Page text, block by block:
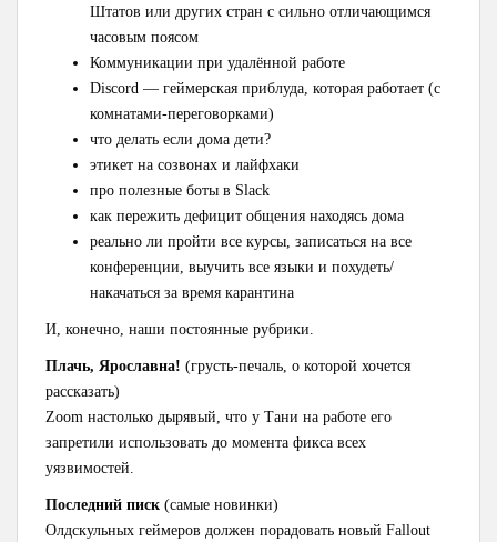
Штатов или других стран с сильно отличающимся
часовым поясом
Коммуникации при удалённой работе
Discord — геймерская приблуда, которая работает (с
комнатами-переговорками)
что делать если дома дети?
этикет на созвонах и лайфхаки
про полезные боты в Slack
как пережить дефицит общения находясь дома
реально ли пройти все курсы, записаться на все
конференции, выучить все языки и похудеть/
накачаться за время карантина
И, конечно, наши постоянные рубрики.
Плачь, Ярославна! (грусть-печаль, о которой хочется
рассказать)
Zoom настолько дырявый, что у Тани на работе его
запретили использовать до момента фикса всех
уязвимостей.
Последний писк (самые новинки)
Олдскульных геймеров должен порадовать новый Fallout